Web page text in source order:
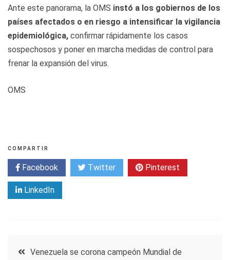
Ante este panorama, la OMS instó a los gobiernos de los
países afectados o en riesgo a intensificar la vigilancia
epidemiológica, confirmar rápidamente los casos
sospechosos y poner en marcha medidas de control para
frenar la expansión del virus.
OMS
COMPARTIR
Facebook Twitter Pinterest
LinkedIn
Navegación
Venezuela se corona campeón Mundial de